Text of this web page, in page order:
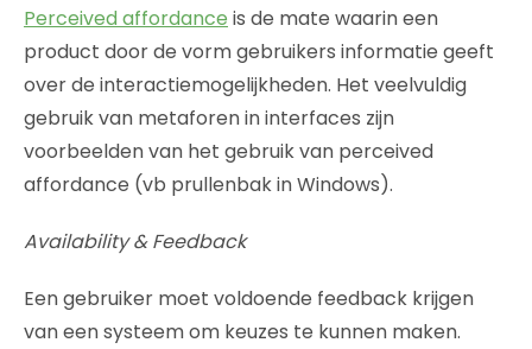
Perceived affordance is de mate waarin een
product door de vorm gebruikers informatie geeft
over de interactiemogelijkheden. Het veelvuldig
gebruik van metaforen in interfaces zijn
voorbeelden van het gebruik van perceived
affordance (vb prullenbak in Windows).
Availability & Feedback
Een gebruiker moet voldoende feedback krijgen
van een systeem om keuzes te kunnen maken.